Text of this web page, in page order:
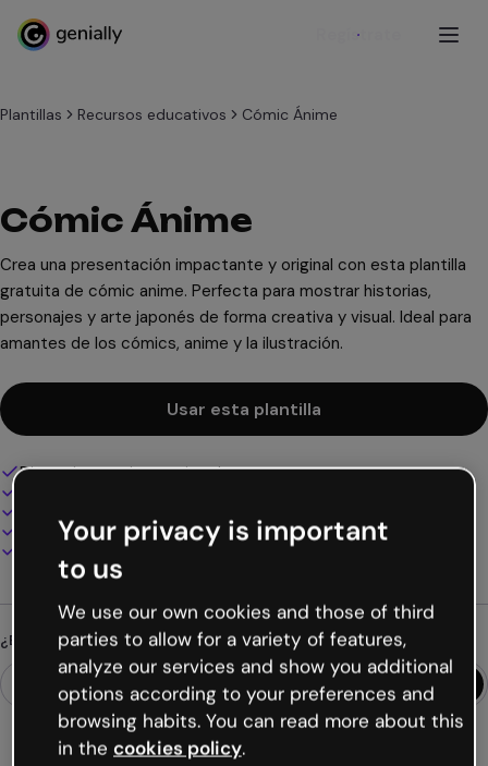
Regístrate
Plantillas Recursos educativos Cómic Ánime
Cómic Ánime
Crea una presentación impactante y original con esta plantilla
gratuita de cómic anime. Perfecta para mostrar historias,
personajes y arte japonés de forma creativa y visual. Ideal para
amantes de los cómics, anime y la ilustración.
Usar esta plantilla
Diseño interactivo y animado
Presenta, comparte o publica online
Descarga en PDF, MP4 y otros formatos
¿Buscas algo diferente?
Your privacy is important
to us
We use our own cookies and those of third
parties to allow for a variety of features,
analyze our services and show you additional
options according to your preferences and
browsing habits. You can read more about this
in the cookies policy.